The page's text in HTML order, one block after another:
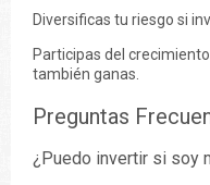
Diversificas tu riesgo si
Participas del
también ganas.
Preguntas
¿Puedo invertir si soy